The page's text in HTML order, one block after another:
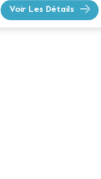
Voir Les Détails